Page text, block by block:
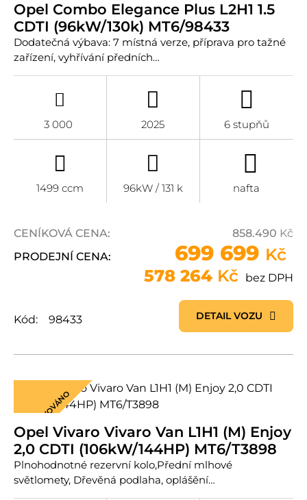
Opel Combo Elegance Plus L2H1 1.5
CDTI (96kW/130k) MT6/98433
Dodatečná výbava: 7 místná verze, příprava pro tažné
zařízení, vyhřívání předních…
3 000 2025 6 stupňů
1499 ccm 96kW / 131 k nafta
CENÍKOVÁ CENA: 858.490 Kč
PRODEJNÍ CENA:
699 699 Kč
578 264 Kč bez DPH
Kód: 98433 DETAIL VOZU
REZERVOVÁNO
Opel Vivaro Vivaro Van L1H1 (M) Enjoy
2,0 CDTI (106kW/144HP) MT6/T3898
Plnohodnotné rezervní kolo,Přední mlhové
světlomety, Dřevěná podlaha, oplášění…